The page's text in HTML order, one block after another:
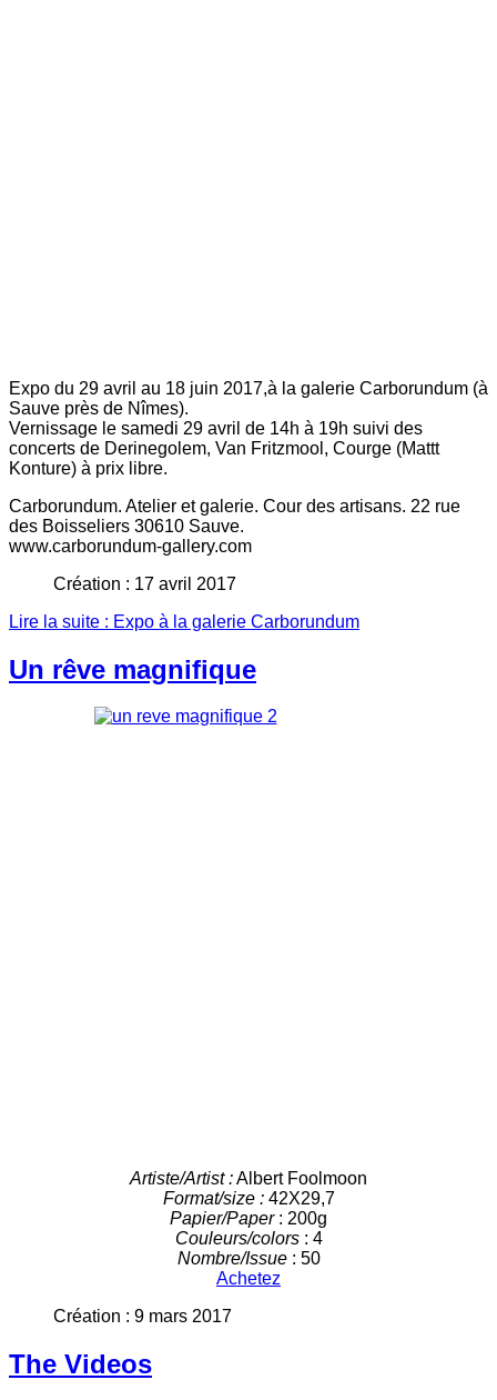
Expo du 29 avril au 18 juin 2017,à la galerie Carborundum (à
Sauve près de Nîmes).
Vernissage le samedi 29 avril de 14h à 19h suivi des
concerts de Derinegolem, Van Fritzmool, Courge (Mattt
Konture) à prix libre.
Carborundum. Atelier et galerie. Cour des artisans. 22 rue
des Boisseliers 30610 Sauve.
www.carborundum-gallery.com
Création : 17 avril 2017
Lire la suite : Expo à la galerie Carborundum
Un rêve magnifique
Artiste/Artist :Albert Foolmoon
Format/size :42X29,7
Papier/Paper: 200g
Couleurs/colors: 4
Nombre/Issue: 50
Achetez
Création : 9 mars 2017
The Videos